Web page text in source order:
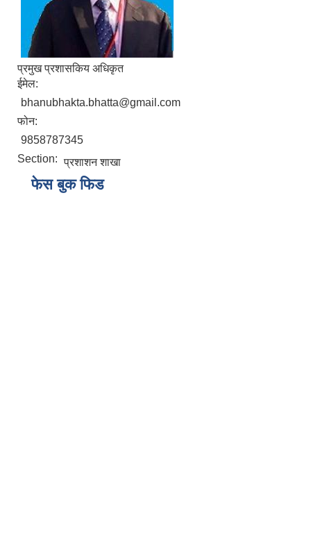
प्रमुख प्रशासकिय अधिकृत
ईमेल:
bhanubhakta.bhatta@gmail.com
फोन:
9858787345
Section: प्रशाशन शाखा
फेस बुक फिड